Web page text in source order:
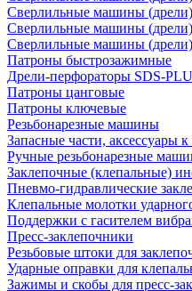
Сверлильные машины (дрели)
Сверлильные машины
Сверлильные машины
Патроны быстрозажимные
Дрели-перфораторы SDS-
Патроны цанговые
Патроны ключевые
Резьбонарезные машины
Запасные части, аксессуары
Ручные резьбонарезные
Заклепочные (клепальные)
Пневмо-гидравлические
Клепальные молотки
Поддержки с гасителем
Пресс-заклепочники
Резьбовые штоки для
Ударные оправки для
Зажимы и скобы для пресс-